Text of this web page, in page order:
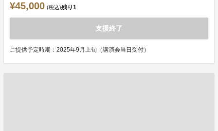
¥45,000 (税込)残り1
支援終了
ご提供予定時期：2025年9月上旬（講演会当日受付）